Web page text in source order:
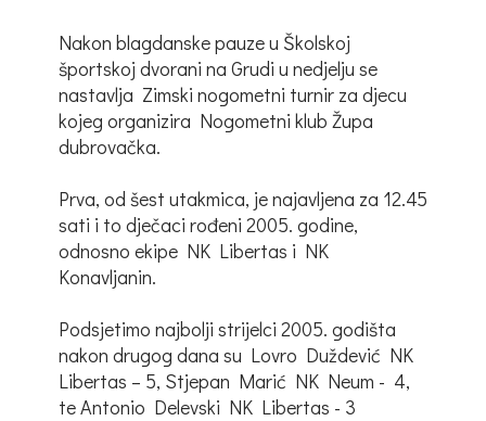
Nakon blagdanske pauze u Školskoj
športskoj dvorani na Grudi u nedjelju se
nastavlja Zimski nogometni turnir za djecu
kojeg organizira Nogometni klub Župa
dubrovačka.
Prva, od šest utakmica, je najavljena za 12.45
sati i to dječaci rođeni 2005. godine,
odnosno ekipe NK Libertas i NK
Konavljanin.
Podsjetimo najbolji strijelci 2005. godišta
nakon drugog dana su Lovro Duždević NK
Libertas – 5, Stjepan Marić NK Neum - 4,
te Antonio Delevski NK Libertas - 3